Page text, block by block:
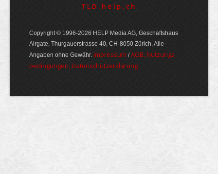
TLD.help.ch
Copyright © 1996-2026 HELP Media AG, Geschäftshaus
Airgate, Thurgauer­strasse 40, CH-8050 Zürich. Alle
Angaben ohne Gewähr. Im­pres­sum /AGB, Nut­zungs­
bedin­gungen, Daten­schutz­er­klärung